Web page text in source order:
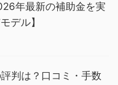
年最新の補助金を実
デル】
判は？口コミ・手数